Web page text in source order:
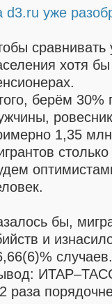
d3.ru уже
сравнивать
хотя
берём 30%
1,35
бы,
и
случаев.
раза